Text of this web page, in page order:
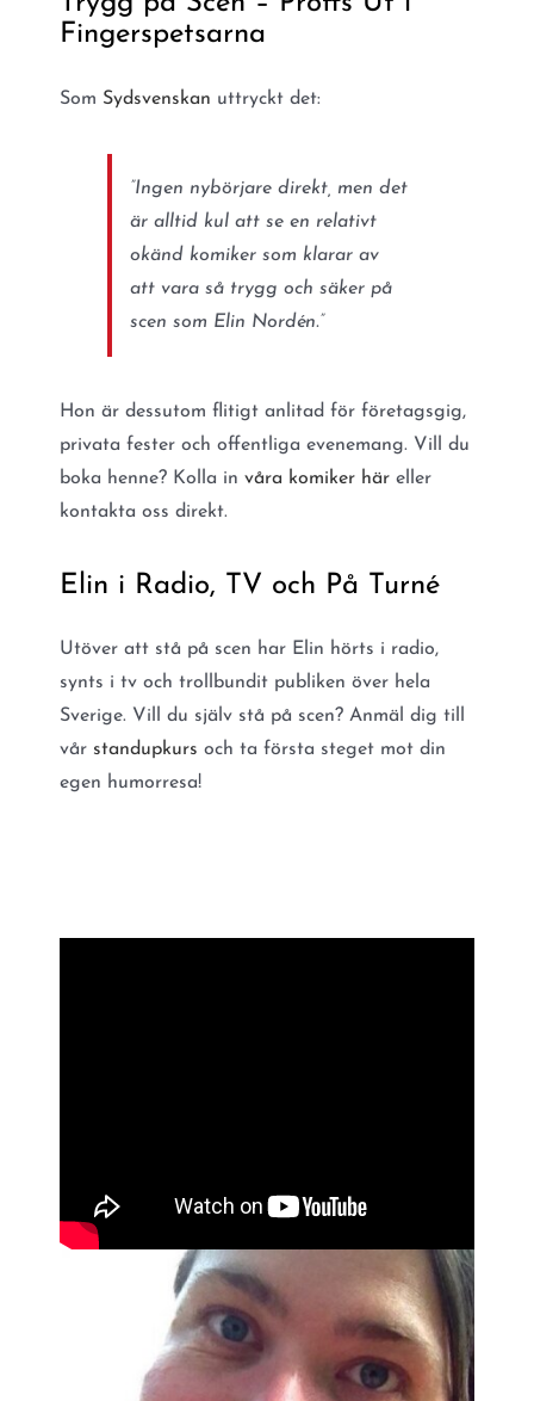
Fingerspetsarna
Som Sydsvenskan uttryckt det:
”Ingen nybörjare direkt, men det
är alltid kul att se en relativt
okänd komiker som klarar av
att vara så trygg och säker på
scen som Elin Nordén.”
Hon är dessutom flitigt anlitad för företagsgig,
privata fester och offentliga evenemang. Vill du
boka henne? Kolla in våra komiker häreller
kontakta oss direkt.
Elin i Radio, TV och På Turné
Utöver att stå på scen har Elin hörts i radio,
synts i tv och trollbundit publiken över hela
Sverige. Vill du själv stå på scen? Anmäl dig till
vår standupkurs och ta första steget mot din
egen humorresa!